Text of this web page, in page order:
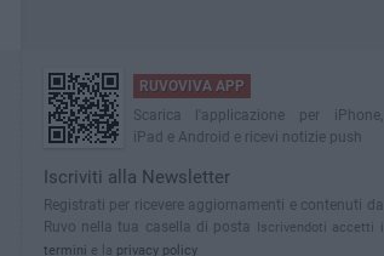
RUVOVIVA APP
Scarica l'applicazione per iPhone,
iPad e Android e ricevi notizie push
Iscriviti alla Newsletter
Registrati per ricevere aggiornamenti e contenuti da
Ruvo nella tua casella di posta
Iscrivendoti accetti i
termini e la privacy policy